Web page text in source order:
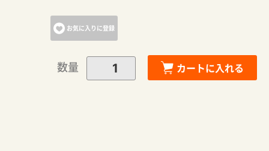
お気に入りに登録
数量 カートに入れる